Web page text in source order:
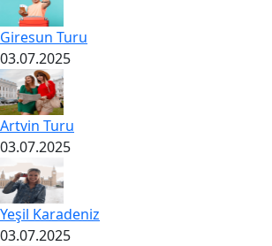
Giresun Turu
03.07.2025
Artvin Turu
03.07.2025
Yeşil Karadeniz
03.07.2025